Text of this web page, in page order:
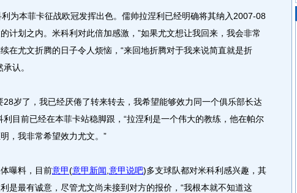
本菲卡征战欧冠发挥出色。儒帅拉涅利已经明确将其纳入2007-08
计划之内。米科利对此倍加感激，”如果尤文想让我回来，我会非常
在尤文折腾的日子令人烦恼，“来回地折腾对于我来说简直就是折
认。
岁了，我已经厌倦了转来转去，我希望能够效力同一个俱乐部长达
利目前已经在本菲卡站稳脚跟，“拉涅利是一个伟大的教练，他在帕尔
，我非常希望效力尤文。”
曝料，目前意甲(意甲新闻 意甲说吧)多支球队都对米科利感兴趣，其
是最有诚意，尽管尤文尚未接到对方的报价，“我根本就不知道这